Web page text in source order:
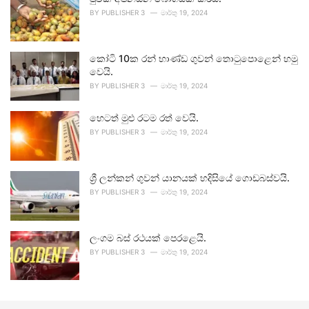
BY PUBLISHER 3 මාර්තු 19, 2024
කෝටි 10ක රන් භාණ්ඩ ගුවන් තොටුපොළෙන් හමු
වෙයි.
BY PUBLISHER 3 මාර්තු 19, 2024
හෙටත් මුළු රටම රත් වෙයි.
BY PUBLISHER 3 මාර්තු 19, 2024
ශ්‍රී ලන්කන් ගුවන් යානයක් හදිසියේ ගොඩබස්වයි.
BY PUBLISHER 3 මාර්තු 19, 2024
ලංගම බස් රථයක් පෙරළෙයි.
BY PUBLISHER 3 මාර්තු 19, 2024